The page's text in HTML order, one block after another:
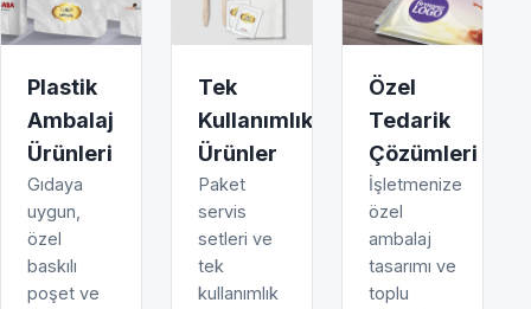
Plastik
Ambalaj
Ürünleri
Gıdaya
uygun,
özel
baskılı
poşet ve
Tek
Kullanımlık
Ürünler
Paket
servis
setleri ve
tek
kullanımlık
Özel
Tedarik
Çözümleri
İşletmenize
özel
ambalaj
tasarımı ve
toplu